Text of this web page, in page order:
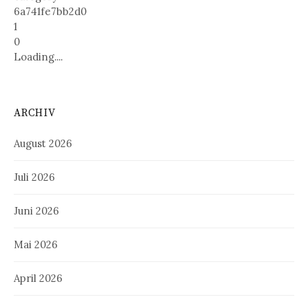
6a741fe7bb2d0
1
0
Loading....
ARCHIV
August 2026
Juli 2026
Juni 2026
Mai 2026
April 2026